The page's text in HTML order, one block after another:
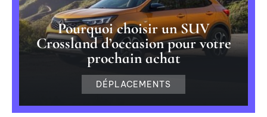
Pourquoi choisir un SUV
Crossland d’occasion pour votre
prochain achat
DÉPLACEMENTS